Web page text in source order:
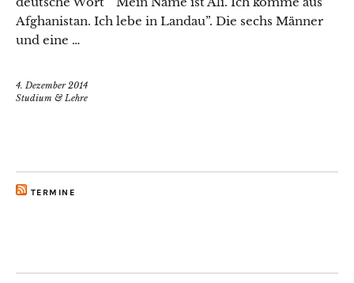
Afghanistan. Ich lebe in Landau”. Die sechs Männer
und eine …
4. Dezember 2014
Studium & Lehre
TERMINE